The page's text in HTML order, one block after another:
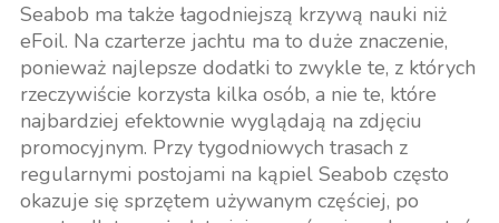
Seabob ma także łagodniejszą krzywą nauki niż
eFoil. Na czarterze jachtu ma to duże znaczenie,
ponieważ najlepsze dodatki to zwykle te, z których
rzeczywiście korzysta kilka osób, a nie te, które
najbardziej efektownie wyglądają na zdjęciu
promocyjnym. Przy tygodniowych trasach z
regularnymi postojami na kąpiel Seabob często
okazuje się sprzętem używanym częściej, po